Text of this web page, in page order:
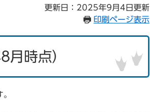
更新日：2025年9月4日更新
印刷ページ表示
月時点）